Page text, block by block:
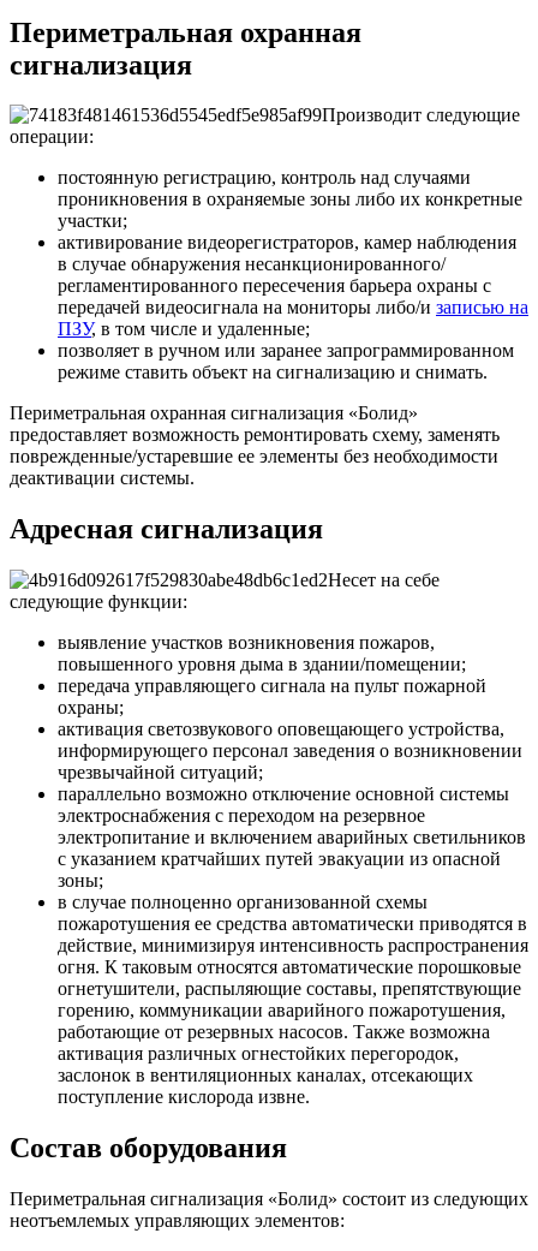
Периметральная охранная
сигнализация
Производит следующие
операции:
постоянную регистрацию, контроль над случаями
проникновения в охраняемые зоны либо их конкретные
участки;
активирование видеорегистраторов, камер наблюдения
в случае обнаружения несанкционированного/
регламентированного пересечения барьера охраны с
передачей видеосигнала на мониторы либо/и записью на
ПЗУ, в том числе и удаленные;
позволяет в ручном или заранее запрограммированном
режиме ставить объект на сигнализацию и снимать.
Периметральная охранная сигнализация «Болид»
предоставляет возможность ремонтировать схему, заменять
поврежденные/устаревшие ее элементы без необходимости
деактивации системы.
Адресная сигнализация
Несет на себе
следующие функции:
выявление участков возникновения пожаров,
повышенного уровня дыма в здании/помещении;
передача управляющего сигнала на пульт пожарной
охраны;
активация светозвукового оповещающего устройства,
информирующего персонал заведения о возникновении
чрезвычайной ситуаций;
параллельно возможно отключение основной системы
электроснабжения с переходом на резервное
электропитание и включением аварийных светильников
с указанием кратчайших путей эвакуации из опасной
зоны;
в случае полноценно организованной схемы
пожаротушения ее средства автоматически приводятся в
действие, минимизируя интенсивность распространения
огня. К таковым относятся автоматические порошковые
огнетушители, распыляющие составы, препятствующие
горению, коммуникации аварийного пожаротушения,
работающие от резервных насосов. Также возможна
активация различных огнестойких перегородок,
заслонок в вентиляционных каналах, отсекающих
поступление кислорода извне.
Состав оборудования
Периметральная сигнализация «Болид» состоит из следующих
неотъемлемых управляющих элементов: